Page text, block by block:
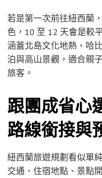
若是第一次前往紐西蘭
色，10 至 12 天會是較
涵蓋北島文化地熱、哈
泊與高山景觀，適合親
旅客。
跟團成省心
路線銜接與
紐西蘭旅遊規劃看似單
交通、住宿地點、景點